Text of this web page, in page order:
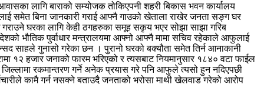
लागि बाराको सम्योजक तोकिएपनी शहरी बिकास भवन कार्यालय
समेत बिना जानकारी गराई आफ्नै गाउको खेताला राखेर जनता सङ्ग घर
घरका लागि केही ठगहरुका समूह सकृय भएर सोझा साझा गरिब
भौतिक पुर्वाधार मन्त्रालयमा आफ्नो आफ्नै मामा सचिव रहेकाले आफुलाई
साहले गुनासो गरेका छन । पुरानो घरको बक्यौता समेत तिर्न आनाकानी
१२ हजार जनाको फारम भरिएको र त्यसबाट नियमानुसार १८४० वटा फाईल
रकमान्तरण गर्ने अनेक प्रयास गरे पनि आफुले त्यसो हुन नदिएपछी
कामै गर्न नसक्ने बताउदै जनताको भरोसा माथी खेलवाड गरेको आरोप